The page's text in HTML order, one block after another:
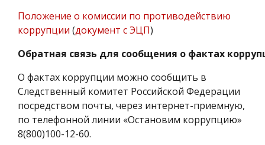
Положение о комиссии по противодействию
коррупции (документ с ЭЦП)
Обратная связь для сообщения о фактах
О фактах коррупции можно сообщить в
Следственный комитет Российской Федерации
посредством почты, через интернет-приемную,
по телефонной линии «Остановим коррупцию»
8(800)100-12-60.